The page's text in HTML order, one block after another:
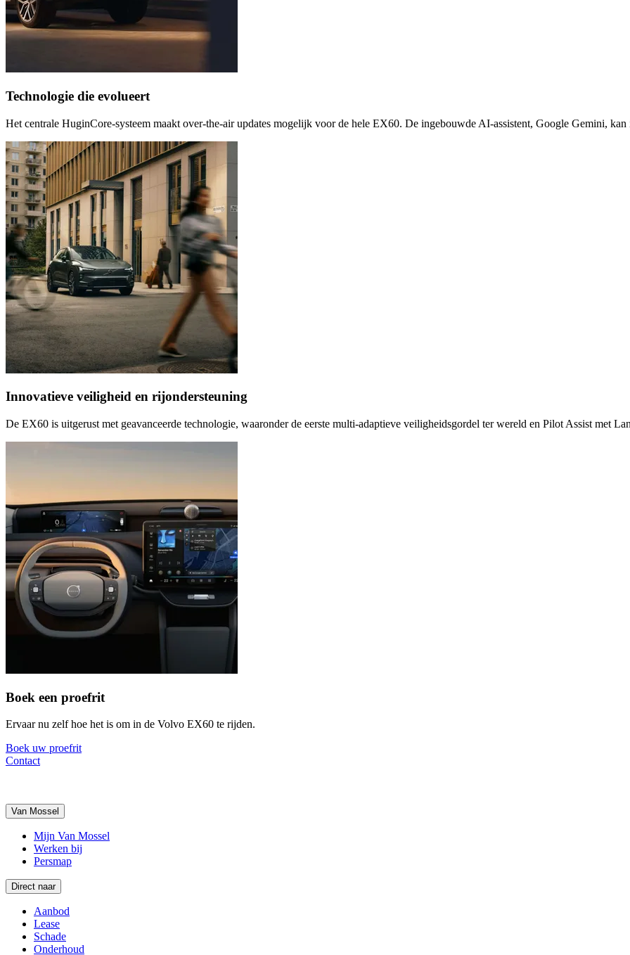
Technologie die evolueert
Het centrale HuginCore-systeem maakt over-the-air updates mogelijk voor de hele EX60. De ingebouwde AI-assistent, Google Gemini,
Innovatieve veiligheid en rijondersteuning
De EX60 is uitgerust met geavanceerde technologie, waaronder de eerste multi-adaptieve veiligheidsgordel ter wereld en Pilot Assist met
Boek een proefrit
Ervaar nu zelf hoe het is om in de Volvo EX60 te rijden.
Boek uw proefrit
Contact
Van Mossel
Mijn Van Mossel
Werken bij
Persmap
Direct naar
Aanbod
Lease
Schade
Onderhoud